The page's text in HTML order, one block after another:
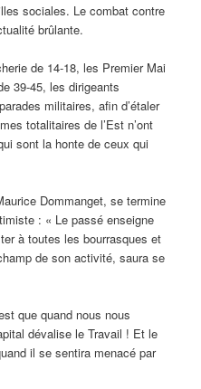
sociales. Le combat contre
brûlante.
de 14-18, les Premier Mai
39-45, les dirigeants
militaires, afin d’étaler
totalitaires de l’Est n’ont
sont la honte de ceux qui
Dommanget, se termine
: « Le passé enseigne
à toutes les bourrasques et
de son activité, saura se
que quand nous nous
dévalise le Travail ! Et le
il se sentira menacé par